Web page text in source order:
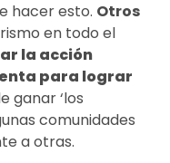
hacer esto. Otros
en todo el
la acción
para lograr
ganar ‘los
comunidades
a otras.